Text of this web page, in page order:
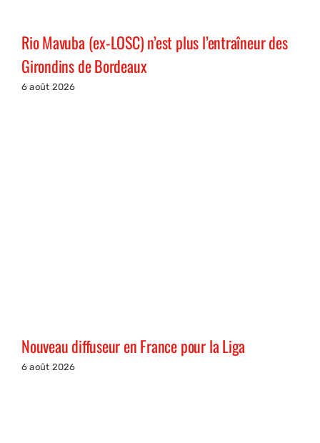
Rio Mavuba (ex-LOSC) n’est plus l’entraîneur des
Girondins de Bordeaux
6 août 2026
Nouveau diffuseur en France pour la Liga
6 août 2026